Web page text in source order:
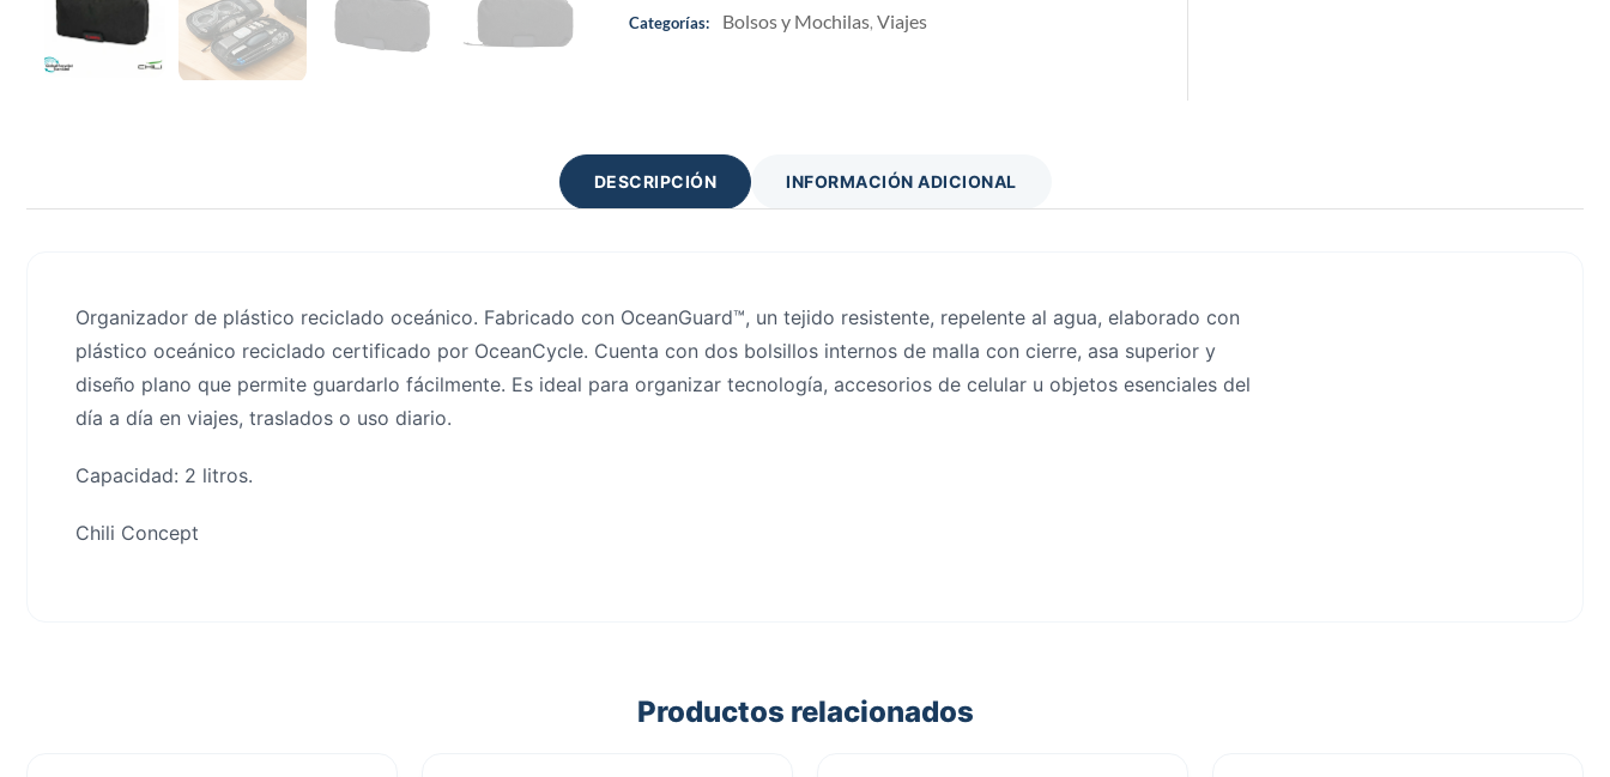
Categorías:
Bolsos y Mochilas, Viajes
DESCRIPCIÓN INFORMACIÓN ADICIONAL
Organizador de plástico reciclado oceánico. Fabricado con OceanGuard™, un tejido resistente, repelente al agua, elaborado con
plástico oceánico reciclado certificado por OceanCycle. Cuenta con dos bolsillos internos de malla con cierre, asa superior y
diseño plano que permite guardarlo fácilmente. Es ideal para organizar tecnología, accesorios de celular u objetos esenciales del
día a día en viajes, traslados o uso diario.
Capacidad: 2 litros.
Chili Concept
Productos relacionados